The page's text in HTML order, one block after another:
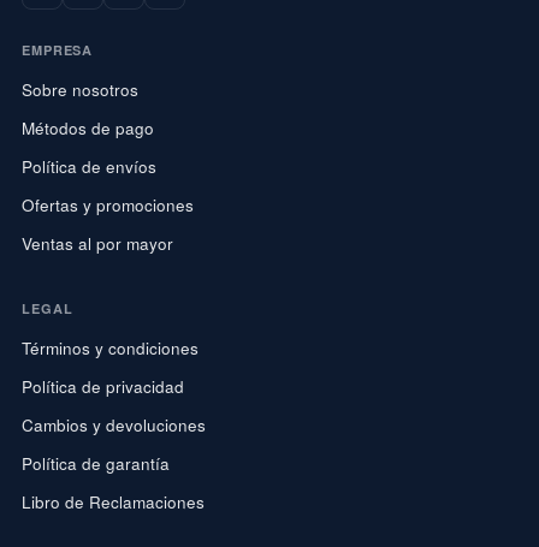
EMPRESA
Sobre nosotros
Métodos de pago
Política de envíos
Ofertas y promociones
Ventas al por mayor
LEGAL
Términos y condiciones
Política de privacidad
Cambios y devoluciones
Política de garantía
Libro de Reclamaciones